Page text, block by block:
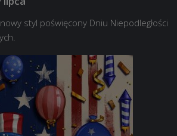
styl poświęcony Dniu Niepodległości